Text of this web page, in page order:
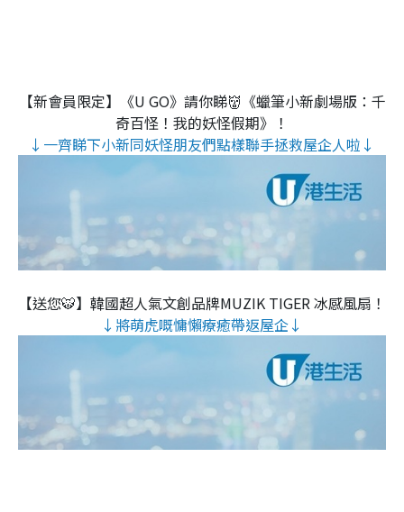
【新會員限定】《U GO》請你睇👹《蠟筆小新劇場版：千
奇百怪！我的妖怪假期》！
↓一齊睇下小新同妖怪朋友們點樣聯手拯救屋企人啦↓
【送您🐯】韓國超人氣文創品牌MUZIK TIGER 冰感風扇！
↓將萌虎嘅慵懶療癒帶返屋企↓